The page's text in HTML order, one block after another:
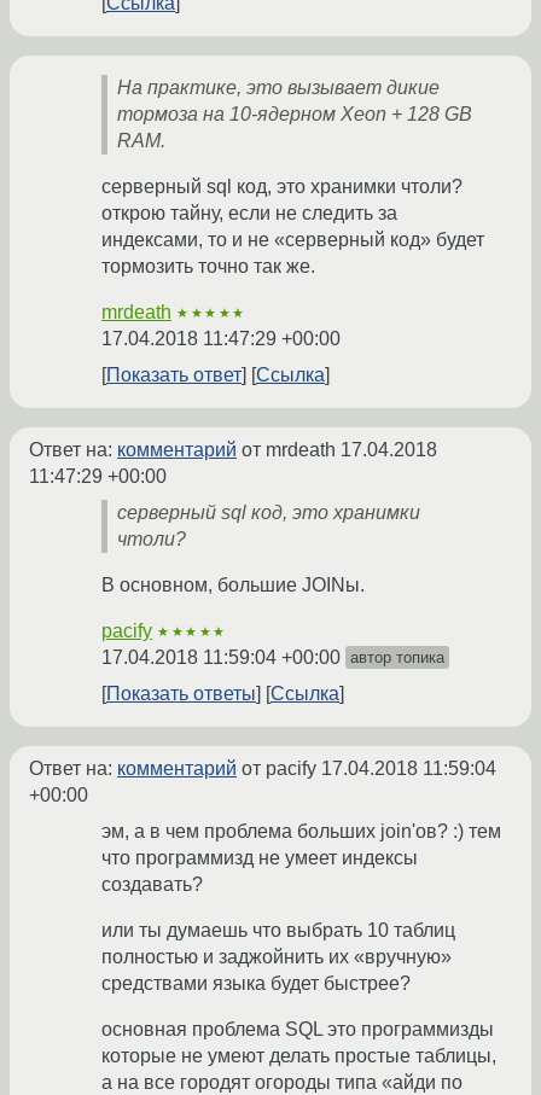
На практике, это вызывает дикие
тормоза на 10-ядерном Xeon + 128 GB
RAM.
серверный sql код, это хранимки чтоли?
открою тайну, если не следить за
индексами, то и не «серверный код» будет
тормозить точно так же.
mrdeath ★★★★★
17.04.2018 11:47:29 +00:00
Показать ответ
Ссылка
Ответ на: комментарий от mrdeath 17.04.2018
11:47:29 +00:00
серверный sql код, это хранимки
чтоли?
В основном, большие JOINы.
pacify ★★★★★
17.04.2018 11:59:04 +00:00 автор топика
Показать ответы Ссылка
Ответ на: комментарий от pacify 17.04.2018 11:59:04
+00:00
эм, а в чем проблема больших join'ов? :) тем
что программизд не умеет индексы
создавать?
или ты думаешь что выбрать 10 таблиц
полностью и заджойнить их «вручную»
средствами языка будет быстрее?
основная проблема SQL это программизды
которые не умеют делать простые таблицы,
а на все городят огороды типа «айди по